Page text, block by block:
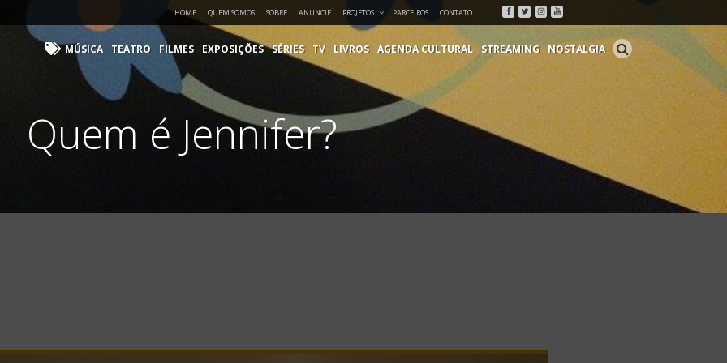
HOME QUEM SOMOS SOBRE ANUNCIE PROJETOS PARCEIROS CONTATO Facebook
Twitter
Instagram
Youtube
MÚSICA TEATRO FILMES EXPOSIÇÕES SÉRIES TV LIVROS AGENDA CULTURAL STREAMING NOSTALGIA
Quem é Jennifer?